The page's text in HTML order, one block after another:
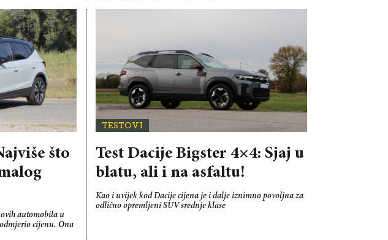
što
automobila u
cijenu. Ona
TESTOVI
Test Dacije Bigster 4×4: Sjaj u
blatu, ali i na asfaltu!
Kao i uvijek kod Dacije cijena je i dalje iznimno povoljna za
odlično opremljeni SUV srednje klase